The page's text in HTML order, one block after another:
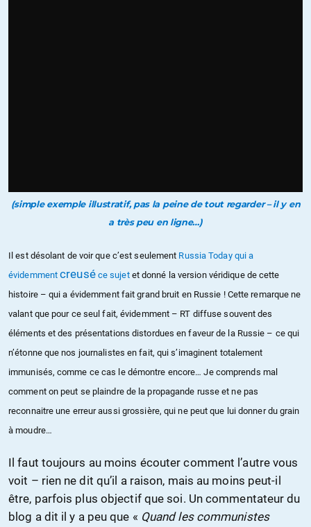
(simple exemple illustratif, pas la peine de tout regarder – il y en
a très peu en ligne…)
Il est désolant de voir que c’est seulement Russia Today qui a
évidemmentcreuséce sujet et donné la version véridique de cette
histoire – qui a évidemment fait grand bruit en Russie ! Cette remarque ne
valant que pour ce seul fait, évidemment – RT diffuse souvent des
éléments et des présentations distordues en faveur de la Russie – ce qui
n’étonne que nos journalistes en fait, qui s’imaginent totalement
immunisés, comme ce cas le démontre encore… Je comprends mal
comment on peut se plaindre de la propagande russe et ne pas
reconnaitre une erreur aussi grossière, qui ne peut que lui donner du grain
à moudre…
Il faut toujours au moins écouter comment l’autre vous
voit – rien ne dit qu’il a raison, mais au moins peut-il
être, parfois plus objectif que soi. Un commentateur du
blog a dit il y a peu que « Quand les communistes